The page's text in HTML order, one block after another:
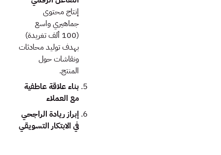
إنتاج محتوى
جماهيري واسع
(100 ألف تغريدة)
بهدف توليد محادثات
ونقاشات حول
المنتج.
بناء علاقة عاطفية
مع العملاء
إبراز ريادة الراجحي
في الابتكار التسويقي